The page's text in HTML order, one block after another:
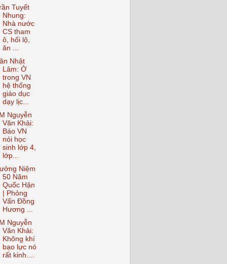
Tuyết
Nhung:
Nhà nước
CS tham
ô, hối lộ,
ăn ...
Nhật
Lâm: Ở
trong VN
hệ thống
giáo dục
dạy lịc...
Nguyễn
Văn Khải:
Báo VN
nói học
sinh lớp 4,
lớp...
Niệm
50 Năm
Quốc Hận
| Phỏng
Vấn Đồng
Hương ...
Nguyễn
Văn Khải:
Không khí
bạo lực nó
rất kinh....